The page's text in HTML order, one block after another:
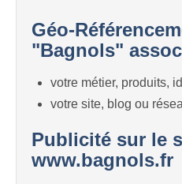
Géo-
"Bagnols"
votre métier, produits,
votre site, blog ou
Publicité sur le
www.bagnols.fr